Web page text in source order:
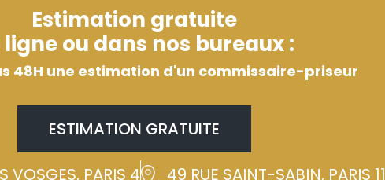
Estimation gratuite
ligne ou dans nos bureaux :
48H une estimation d'un commissaire-priseur
ESTIMATION GRATUITE
VOSGES, PARIS 4 49 RUE SAINT-SABIN, PARIS 11